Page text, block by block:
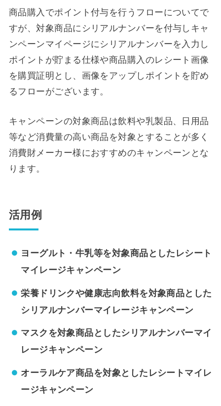
商品購入でポイント付与を行うフローについてで
すが、対象商品にシリアルナンバーを付与しキャ
ンペーンマイページにシリアルナンバーを入力し
ポイントが貯まる仕様や商品購入のレシート画像
を購買証明とし、画像をアップしポイントを貯め
るフローがございます。
キャンペーンの対象商品は飲料や乳製品、日用品
等など消費量の高い商品を対象とすることが多く
消費財メーカー様におすすめのキャンペーンとな
ります。
活用例
ヨーグルト・牛乳等を対象商品としたレシート
マイレージキャンペーン
栄養ドリンクや健康志向飲料を対象商品とした
シリアルナンバーマイレージキャンペーン
マスクを対象商品としたシリアルナンバーマイ
レージキャンペーン
オーラルケア商品を対象としたレシートマイレ
ージキャンペーン